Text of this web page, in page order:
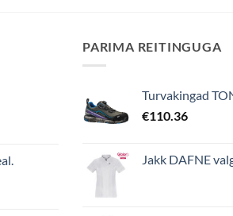
PARIMA REITINGUGA
Turvakingad
€110.36
Jakk DAFNE